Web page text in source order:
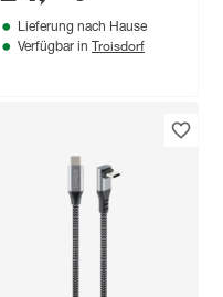
Lieferung nach Hause
Verfügbar in Troisdorf